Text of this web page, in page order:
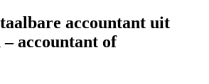
accountant uit
accountant of